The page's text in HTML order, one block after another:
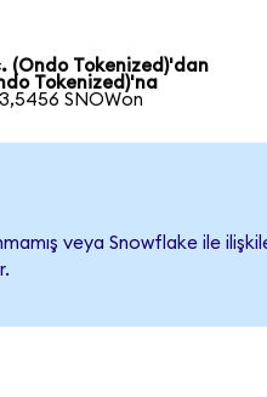
(Ondo Tokenized)'dan
Tokenized)'na
SNOWon
veya Snowflake ile